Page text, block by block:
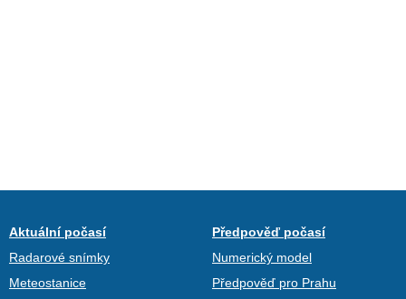
Aktuální počasí
Radarové snímky
Meteostanice
Předpověď počasí
Numerický model
Předpověď pro Prahu